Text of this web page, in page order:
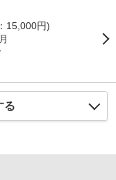
15,000円)
る